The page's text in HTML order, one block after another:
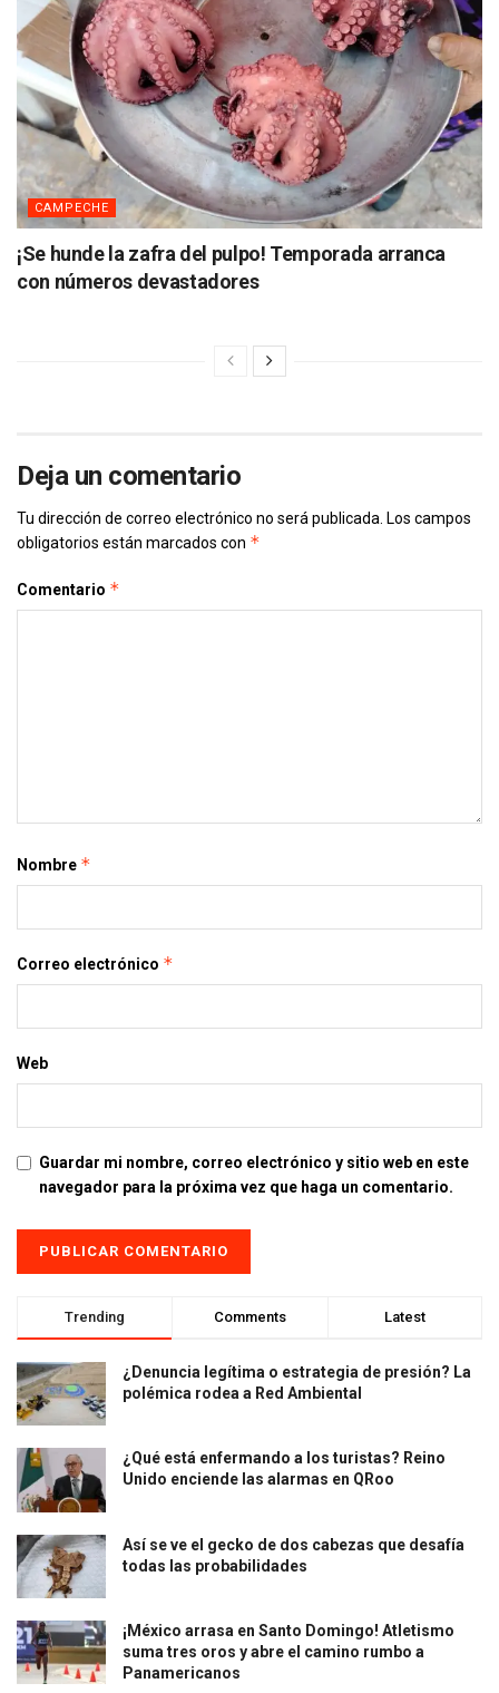
CAMPECHE
¡Se hunde la zafra del pulpo! Temporada arranca
con números devastadores
Deja un comentario
Tu dirección de correo electrónico no será publicada. Los campos
obligatorios están marcados con *
Comentario *
Nombre *
Correo electrónico *
Web
Guardar mi nombre, correo electrónico y sitio web en este
navegador para la próxima vez que haga un comentario.
Trending Comments Latest
¿Denuncia legítima o estrategia de presión? La
polémica rodea a Red Ambiental
¿Qué está enfermando a los turistas? Reino
Unido enciende las alarmas en QRoo
Así se ve el gecko de dos cabezas que desafía
todas las probabilidades
¡México arrasa en Santo Domingo! Atletismo
suma tres oros y abre el camino rumbo a
Panamericanos